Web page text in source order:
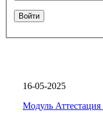
Войти
16-05-2025
Модуль Аттестация